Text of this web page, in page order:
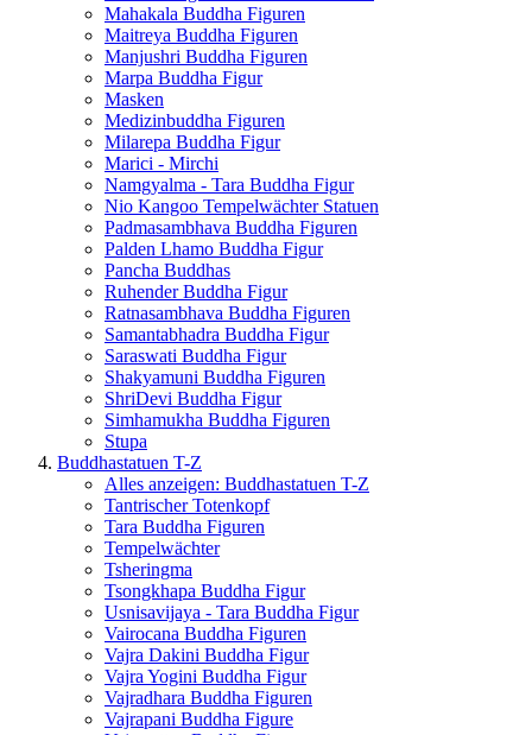
Mahakala Buddha Figuren
Maitreya Buddha Figuren
Manjushri Buddha Figuren
Marpa Buddha Figur
Masken
Medizinbuddha Figuren
Milarepa Buddha Figur
Marici - Mirchi
Namgyalma - Tara Buddha Figur
Nio Kangoo Tempelwächter Statuen
Padmasambhava Buddha Figuren
Palden Lhamo Buddha Figur
Pancha Buddhas
Ruhender Buddha Figur
Ratnasambhava Buddha Figuren
Samantabhadra Buddha Figur
Saraswati Buddha Figur
Shakyamuni Buddha Figuren
ShriDevi Buddha Figur
Simhamukha Buddha Figuren
Stupa
Buddhastatuen T-Z
Alles anzeigen: Buddhastatuen T-Z
Tantrischer Totenkopf
Tara Buddha Figuren
Tempelwächter
Tsheringma
Tsongkhapa Buddha Figur
Usnisavijaya - Tara Buddha Figur
Vairocana Buddha Figuren
Vajra Dakini Buddha Figur
Vajra Yogini Buddha Figur
Vajradhara Buddha Figuren
Vajrapani Buddha Figure